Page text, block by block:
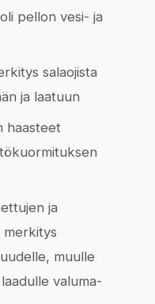
pellon vesi- ja
salaojista
ja laatuun
haasteet
ja
merkitys
muulle
valuma-